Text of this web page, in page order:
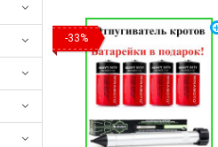
-33%